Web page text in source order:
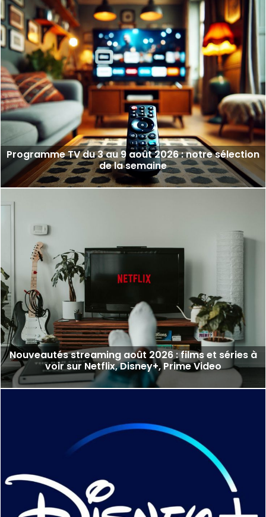
Programme TV du 3 au 9 août 2026 : notre sélection
de la semaine
Nouveautés streaming août 2026 : films et séries à
voir sur Netflix, Disney+, Prime Video